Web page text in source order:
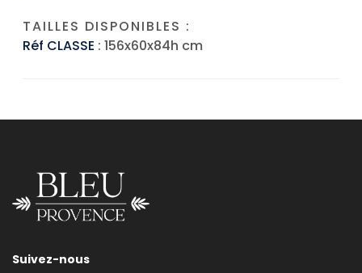
TAILLES DISPONIBLES :
Réf CLASSE : 156x60x84h cm
Suivez-nous